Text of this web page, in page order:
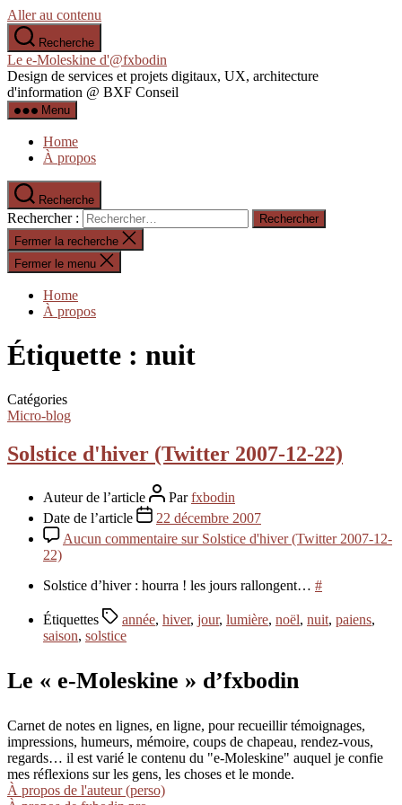
Aller au contenu
Recherche
Le e-Moleskine d'@fxbodin
Design de services et projets digitaux, UX, architecture
d'information @ BXF Conseil
Menu
Home
À propos
Recherche
Rechercher :
Fermer la recherche
Fermer le menu
Home
À propos
Étiquette : nuit
Catégories
Micro-blog
Solstice d'hiver (Twitter 2007-12-22)
Auteur de l’article Parfxbodin
Date de l’article
22 décembre 2007
Aucun commentaire sur Solstice d'hiver (Twitter 2007-12-
22)
Solstice d’hiver : hourra ! les jours rallongent… #
Étiquettes année, hiver, jour, lumière, noël, nuit, paiens,
saison, solstice
Le « e-Moleskine » d’fxbodin
Carnet de notes en lignes, en ligne, pour recueillir témoignages,
impressions, humeurs, mémoire, coups de chapeau, rendez-vous,
regards… il est varié le contenu du "e-Moleskine" auquel je confie
mes réflexions sur les gens, les choses et le monde.
À propos de l'auteur (perso)